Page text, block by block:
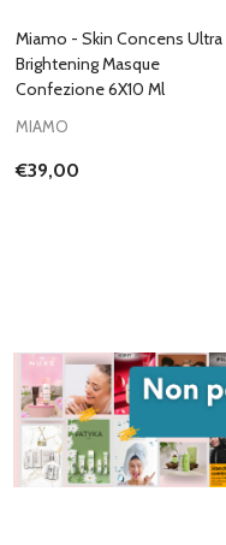
Miamo - Skin Concens Ultra
Brightening Masque
Confezione 6X10 Ml
MIAMO
€39,00